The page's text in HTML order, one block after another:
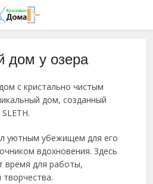
дом у озера
с кристально чистым
дом, созданный
уютным убежищем для его
вдохновения. Здесь
время для работы,